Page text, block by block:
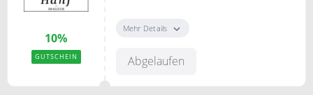
10%
GUTSCHEIN
Neukunden
Mehr Details
Abgelaufen